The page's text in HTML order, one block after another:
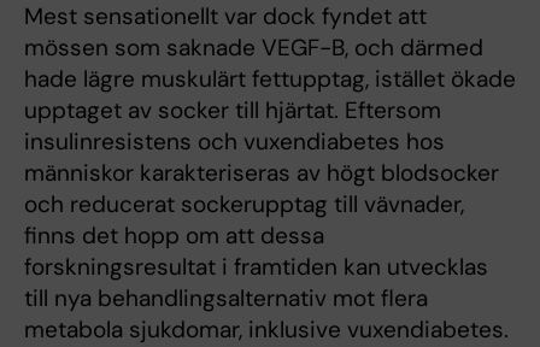
Mest sensationellt var dock fyndet att
mössen som saknade VEGF-B, och därmed
hade lägre muskulärt fettupptag, istället ökade
upptaget av socker till hjärtat. Eftersom
insulinresistens och vuxendiabetes hos
människor karakteriseras av högt blodsocker
och reducerat sockerupptag till vävnader,
finns det hopp om att dessa
forskningsresultat i framtiden kan utvecklas
till nya behandlingsalternativ mot flera
metabola sjukdomar, inklusive vuxendiabetes.